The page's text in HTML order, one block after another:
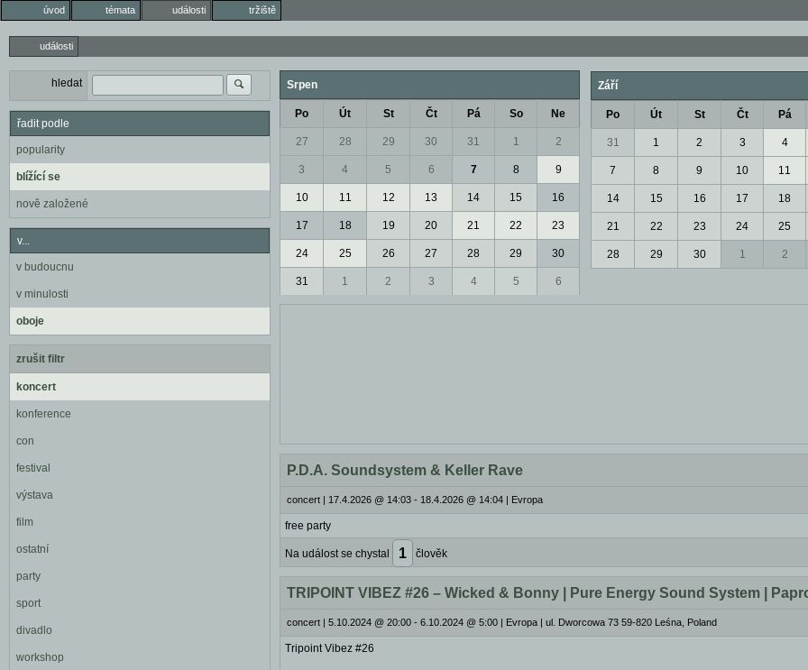
úvod témata události tržiště
události
hledat
řadit podle
popularity
blížící se
nově založené
v...
v budoucnu
v minulosti
oboje
zrušit filtr
koncert
konference
con
festival
výstava
film
ostatní
party
sport
divadlo
workshop
Srpen
Po Út St Čt Pá So Ne
27 28 29 30 31 1 2
3 4 5 6 7 8 9
10 11 12 13 14 15 16
17 18 19 20 21 22 23
24 25 26 27 28 29 30
31 1 2 3 4 5 6
Září
Po Út St Čt Pá
31 1 2 3 4
7 8 9 10 11
14 15 16 17 18
21 22 23 24 25
28 29 30 1 2
P.D.A. Soundsystem & Keller Rave
concert | 17.4.2026 @ 14:03 - 18.4.2026 @ 14:04 | Evropa
free party
Na událost se chystal 1 člověk
TRIPOINT VIBEZ #26 – Wicked & Bonny | Pure Energy Sound System |
concert | 5.10.2024 @ 20:00 - 6.10.2024 @ 5:00 | Evropa | ul. Dworcowa 73 59-820 Leśna, Poland
Tripoint Vibez #26